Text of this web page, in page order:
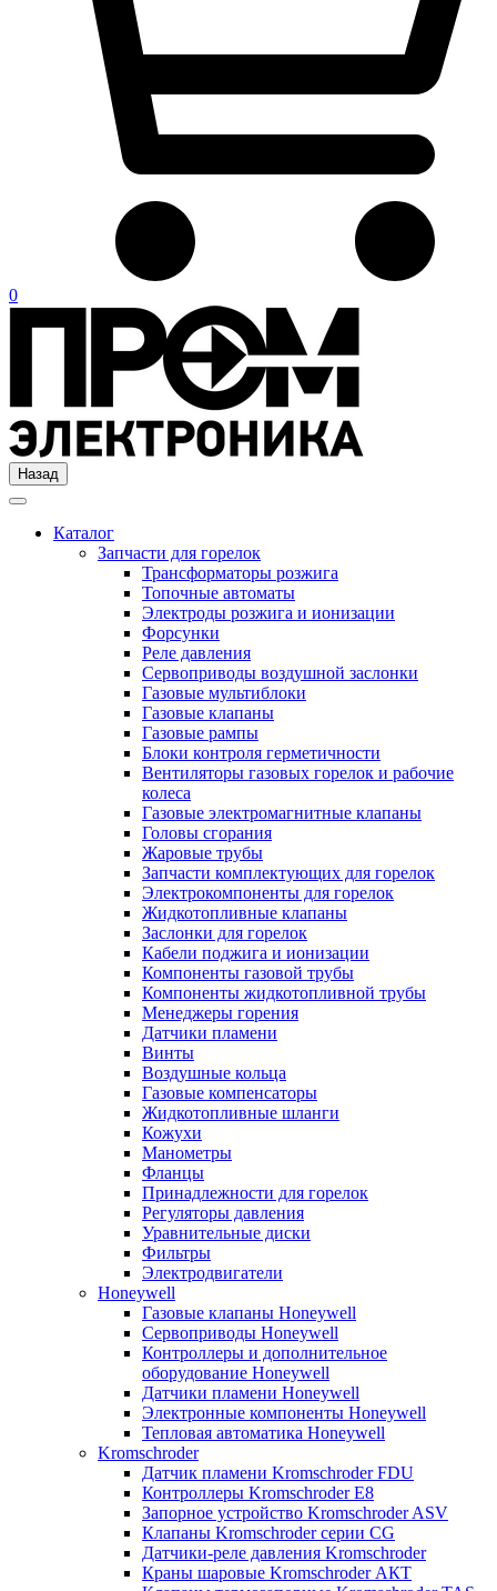
0
Назад
Каталог
Запчасти для горелок
Трансформаторы розжига
Топочные автоматы
Электроды розжига и ионизации
Форсунки
Реле давления
Сервоприводы воздушной заслонки
Газовые мультиблоки
Газовые клапаны
Газовые рампы
Блоки контроля герметичности
Вентиляторы газовых горелок и рабочие
колеса
Газовые электромагнитные клапаны
Головы сгорания
Жаровые трубы
Запчасти комплектующих для горелок
Электрокомпоненты для горелок
Жидкотопливные клапаны
Заслонки для горелок
Кабели поджига и ионизации
Компоненты газовой трубы
Компоненты жидкотопливной трубы
Менеджеры горения
Датчики пламени
Винты
Воздушные кольца
Газовые компенсаторы
Жидкотопливные шланги
Кожухи
Манометры
Фланцы
Принадлежности для горелок
Регуляторы давления
Уравнительные диски
Фильтры
Электродвигатели
Honeywell
Газовые клапаны Honeywell
Сервоприводы Honeywell
Контроллеры и дополнительное
оборудование Honeywell
Датчики пламени Honeywell
Электронные компоненты Honeywell
Тепловая автоматика Honeywell
Kromschroder
Датчик пламени Kromschroder FDU
Контроллеры Kromschroder E8
Запорное устройство Kromschroder ASV
Клапаны Kromschroder серии CG
Датчики-реле давления Kromschroder
Краны шаровые Kromschroder АКТ